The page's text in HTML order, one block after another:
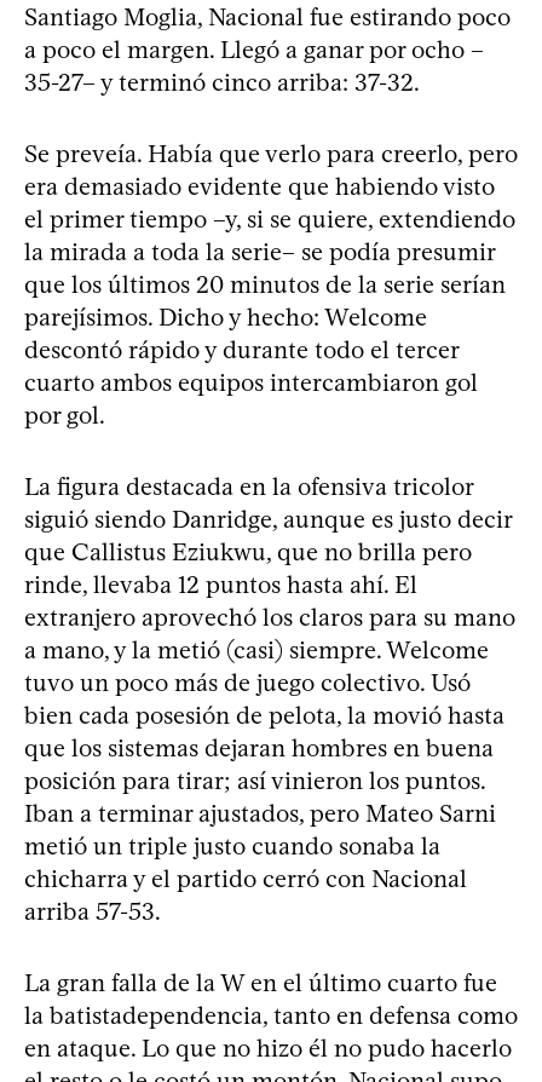
Santiago Moglia, Nacional fue estirando poco
a poco el margen. Llegó a ganar por ocho –
35-27– y terminó cinco arriba: 37-32.
Se preveía. Había que verlo para creerlo, pero
era demasiado evidente que habiendo visto
el primer tiempo –y, si se quiere, extendiendo
la mirada a toda la serie– se podía presumir
que los últimos 20 minutos de la serie serían
parejísimos. Dicho y hecho: Welcome
descontó rápido y durante todo el tercer
cuarto ambos equipos intercambiaron gol
por gol.
La figura destacada en la ofensiva tricolor
siguió siendo Danridge, aunque es justo decir
que Callistus Eziukwu, que no brilla pero
rinde, llevaba 12 puntos hasta ahí. El
extranjero aprovechó los claros para su mano
a mano, y la metió (casi) siempre. Welcome
tuvo un poco más de juego colectivo. Usó
bien cada posesión de pelota, la movió hasta
que los sistemas dejaran hombres en buena
posición para tirar; así vinieron los puntos.
Iban a terminar ajustados, pero Mateo Sarni
metió un triple justo cuando sonaba la
chicharra y el partido cerró con Nacional
arriba 57-53.
La gran falla de la W en el último cuarto fue
la batistadependencia, tanto en defensa como
en ataque. Lo que no hizo él no pudo hacerlo